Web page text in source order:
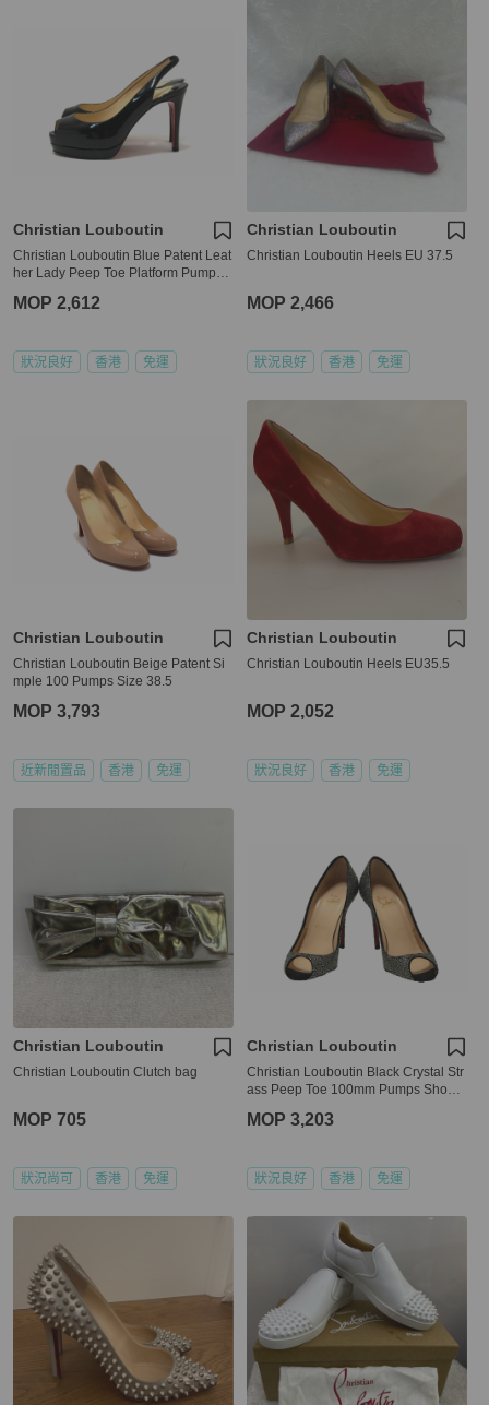
Christian Louboutin
Christian Louboutin Blue Patent Leat
her Lady Peep Toe Platform Pumps
MOP 2,612
狀況良好 香港 免運
Christian Louboutin
Christian Louboutin Heels EU 37.5
MOP 2,466
狀況良好 香港 免運
Christian Louboutin
Christian Louboutin Beige Patent Si
mple 100 Pumps Size 38.5
MOP 3,793
近新閒置品 香港 免運
Christian Louboutin
Christian Louboutin Heels EU35.5
MOP 2,052
狀況良好 香港 免運
Christian Louboutin
Christian Louboutin Clutch bag
MOP 705
狀況尚可 香港 免運
Christian Louboutin
Christian Louboutin Black Crystal Str
ass Peep Toe 100mm Pumps Shoes
MOP 3,203
狀況良好 香港 免運